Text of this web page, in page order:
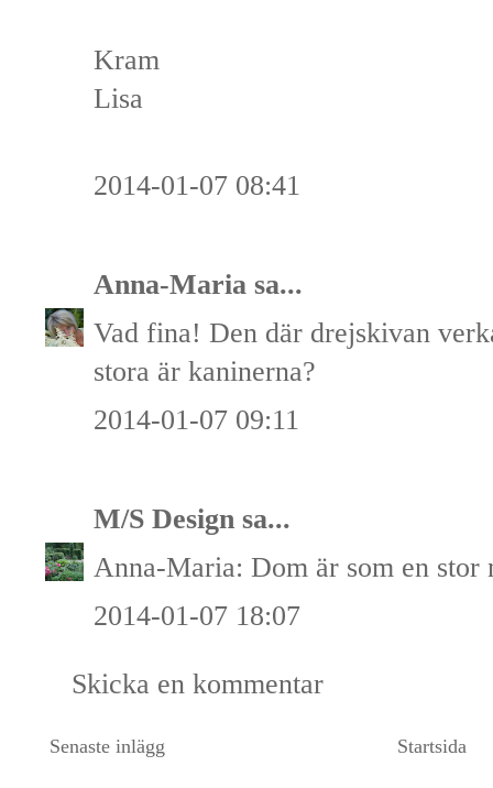
Kram
Lisa
2014-01-07 08:41
Anna-Maria sa...
Vad fina! Den där drejskivan
stora är kaninerna?
2014-01-07 09:11
M/S Design sa...
Anna-Maria: Dom är som en stor
2014-01-07 18:07
Skicka en kommentar
Senaste inlägg Startsida